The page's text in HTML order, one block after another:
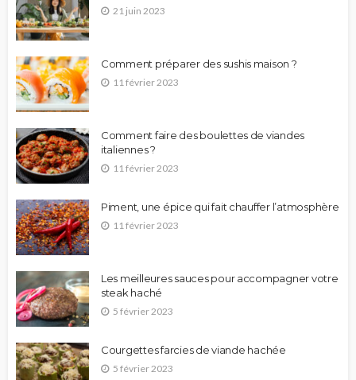
21 juin 2023
Comment préparer des sushis maison ?
11 février 2023
Comment faire des boulettes de viandes
italiennes ?
11 février 2023
Piment, une épice qui fait chauffer l’atmosphère
11 février 2023
Les meilleures sauces pour accompagner votre
steak haché
5 février 2023
Courgettes farcies de viande hachée
5 février 2023